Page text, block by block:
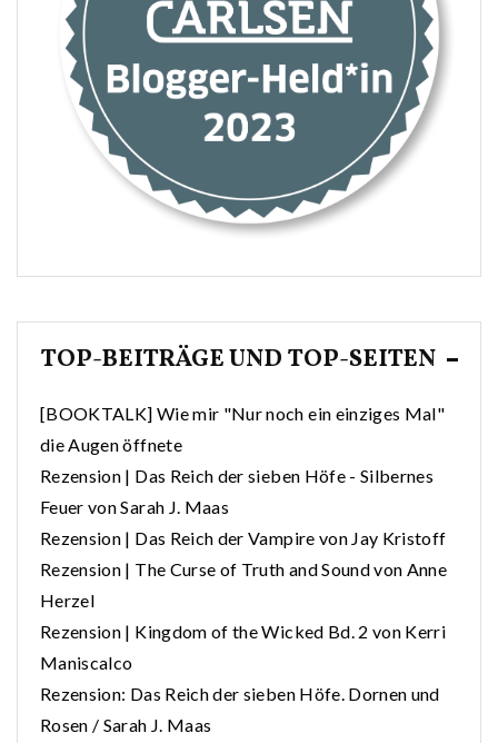
TOP-BEITRÄGE UND TOP-SEITEN
[BOOKTALK] Wie mir "Nur noch ein einziges Mal"
die Augen öffnete
Rezension | Das Reich der sieben Höfe - Silbernes
Feuer von Sarah J. Maas
Rezension | Das Reich der Vampire von Jay Kristoff
Rezension | The Curse of Truth and Sound von Anne
Herzel
Rezension | Kingdom of the Wicked Bd. 2 von Kerri
Maniscalco
Rezension: Das Reich der sieben Höfe. Dornen und
Rosen / Sarah J. Maas